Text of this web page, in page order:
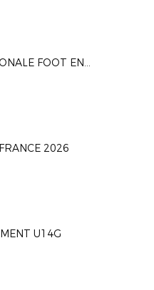
PHASE RÉGIONALE FOOT EN MARCHANT
2026
U14G